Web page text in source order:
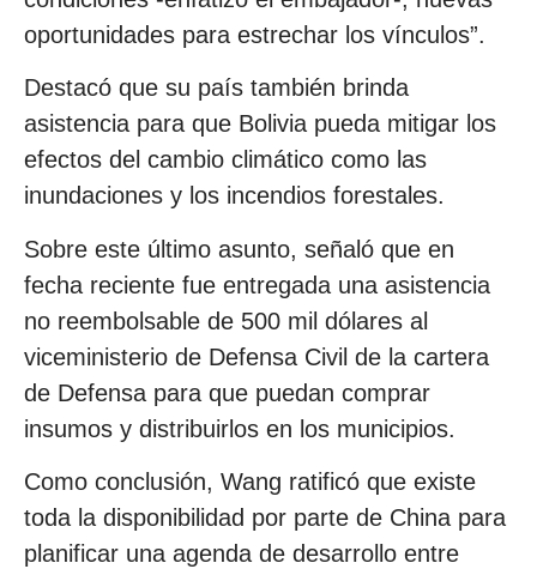
oportunidades para estrechar los vínculos”.
Destacó que su país también brinda
asistencia para que Bolivia pueda mitigar los
efectos del cambio climático como las
inundaciones y los incendios forestales.
Sobre este último asunto, señaló que en
fecha reciente fue entregada una asistencia
no reembolsable de 500 mil dólares al
viceministerio de Defensa Civil de la cartera
de Defensa para que puedan comprar
insumos y distribuirlos en los municipios.
Como conclusión, Wang ratificó que existe
toda la disponibilidad por parte de China para
planificar una agenda de desarrollo entre